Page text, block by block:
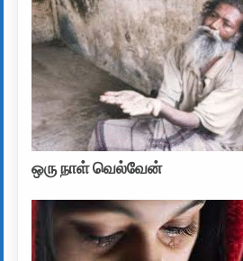
ஒரு நாள் வெல்வேன்